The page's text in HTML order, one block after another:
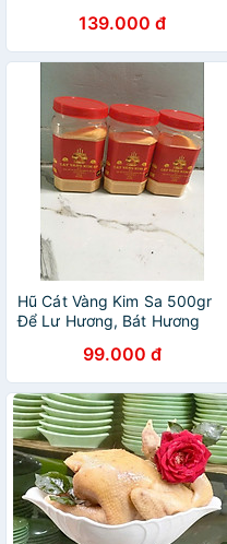
139.000 đ
Hũ Cát Vàng Kim Sa 500gr
Để Lư Hương, Bát Hương
99.000 đ